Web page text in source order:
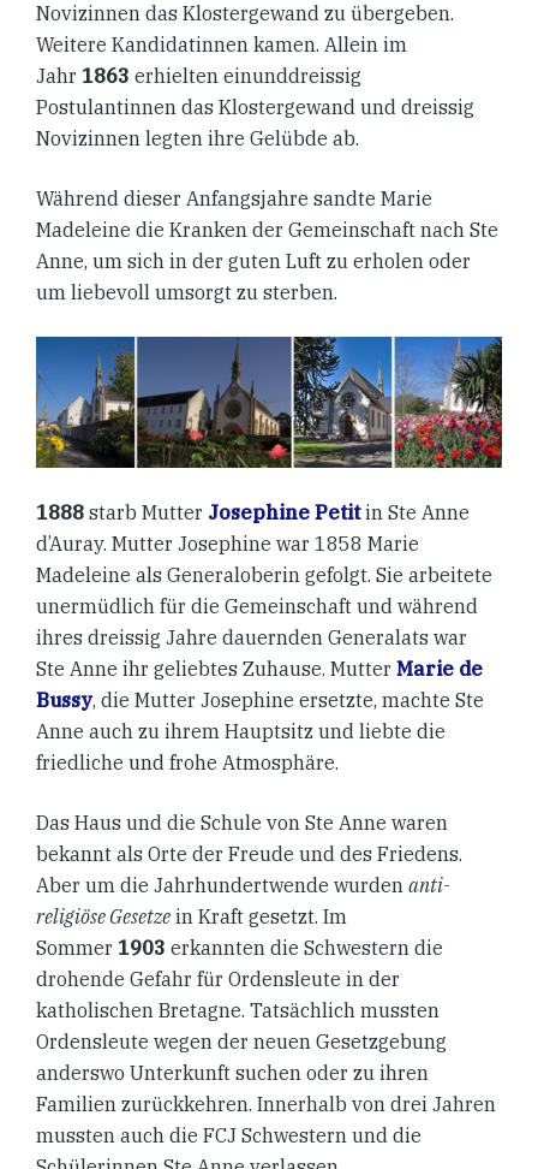
Novizinnen das Klostergewand zu übergeben.
Weitere Kandidatinnen kamen. Allein im
Jahr 1863 erhielten einunddreissig
Postulantinnen das Klostergewand und dreissig
Novizinnen legten ihre Gelübde ab.
Während dieser Anfangsjahre sandte Marie
Madeleine die Kranken der Gemeinschaft nach Ste
Anne, um sich in der guten Luft zu erholen oder
um liebevoll umsorgt zu sterben.
1888 starb Mutter Josephine Petitin Ste Anne
d’Auray. Mutter Josephine war 1858 Marie
Madeleine als Generaloberin gefolgt. Sie arbeitete
unermüdlich für die Gemeinschaft und während
ihres dreissig Jahre dauernden Generalats war
Ste Anne ihr geliebtes Zuhause. Mutter Marie de
Bussy, die Mutter Josephine ersetzte, machte Ste
Anne auch zu ihrem Hauptsitz und liebte die
friedliche und frohe Atmosphäre.
Das Haus und die Schule von Ste Anne waren
bekannt als Orte der Freude und des Friedens.
Aber um die Jahrhundertwende wurden anti-
religiöse Gesetze in Kraft gesetzt. Im
Sommer 1903 erkannten die Schwestern die
drohende Gefahr für Ordensleute in der
katholischen Bretagne. Tatsächlich mussten
Ordensleute wegen der neuen Gesetzgebung
anderswo Unterkunft suchen oder zu ihren
Familien zurückkehren. Innerhalb von drei Jahren
mussten auch die FCJ Schwestern und die